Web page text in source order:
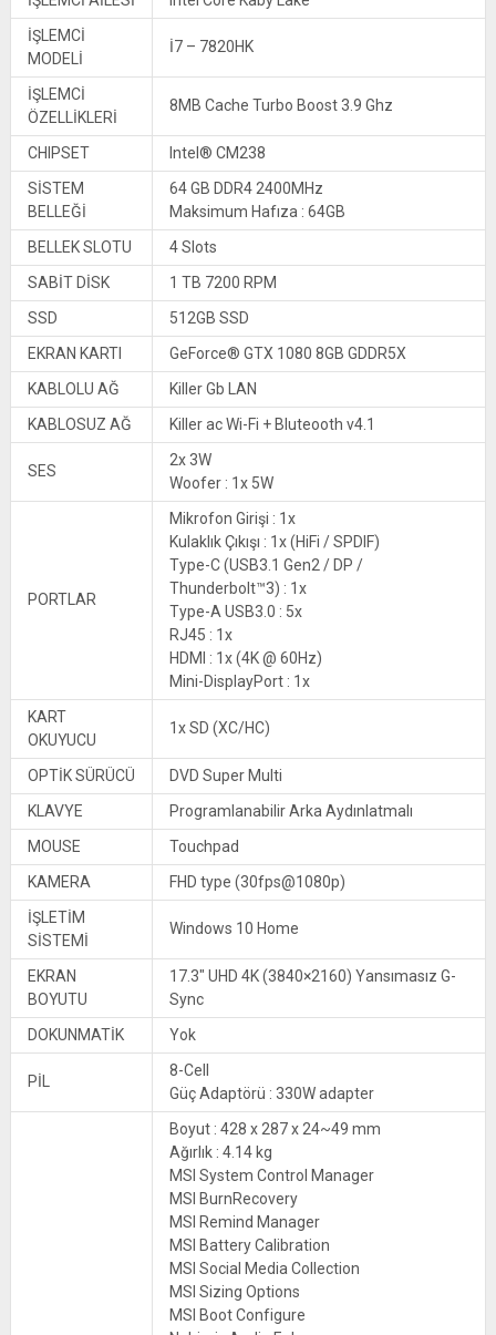
İŞLEMCİ
MODELİ
İ7 – 7820HK
İŞLEMCİ
ÖZELLİKLERİ
8MB Cache Turbo Boost 3.9 Ghz
CHIPSET
Intel® CM238
SİSTEM
BELLEĞİ
64 GB DDR4 2400MHz
Maksimum Hafıza : 64GB
BELLEK SLOTU
4 Slots
SABİT DİSK
1 TB 7200 RPM
SSD
512GB SSD
EKRAN KARTI
GeForce® GTX 1080 8GB GDDR5X
KABLOLU AĞ
Killer Gb LAN
KABLOSUZ AĞ
Killer ac Wi-Fi + Bluteooth v4.1
SES
2x 3W
Woofer : 1x 5W
PORTLAR
Mikrofon Girişi : 1x
Kulaklık Çıkışı : 1x (HiFi / SPDIF)
Type-C (USB3.1 Gen2 / DP /
Thunderbolt™3) : 1x
Type-A USB3.0 : 5x
RJ45 : 1x
HDMI : 1x (4K @ 60Hz)
Mini-DisplayPort : 1x
KART
OKUYUCU
1x SD (XC/HC)
OPTİK SÜRÜCÜ
DVD Super Multi
KLAVYE
Programlanabilir Arka Aydınlatmalı
MOUSE
Touchpad
KAMERA
FHD type (30fps@1080p)
İŞLETİM
SİSTEMİ
Windows 10 Home
EKRAN
BOYUTU
17.3″ UHD 4K (3840×2160) Yansımasız G-
Sync
DOKUNMATİK
Yok
PİL
8-Cell
Güç Adaptörü : 330W adapter
Boyut : 428 x 287 x 24~49 mm
Ağırlık : 4.14 kg
MSI System Control Manager
MSI BurnRecovery
MSI Remind Manager
MSI Battery Calibration
MSI Social Media Collection
MSI Sizing Options
MSI Boot Configure